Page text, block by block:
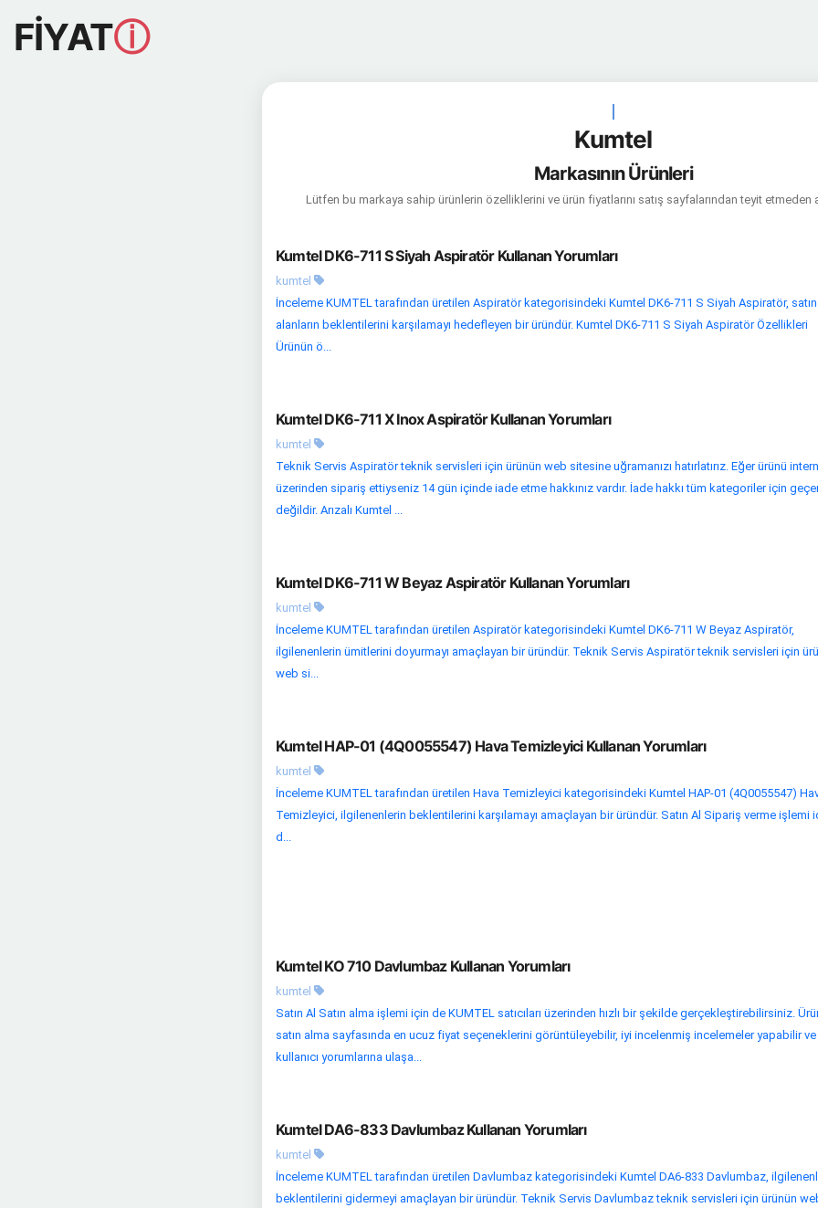
FİYATⓘ
|
Kumtel
Markasının Ürünleri
Lütfen bu markaya sahip ürünlerin özelliklerini ve ürün fiyatlarını satış sayfalarından teyit etmeden
Kumtel DK6-711 S Siyah Aspiratör Kullanan Yorumları
kumtel
İnceleme KUMTEL tarafından üretilen Aspiratör kategorisindeki Kumtel DK6-711 S Siyah Aspiratör, satın
alanların beklentilerini karşılamayı hedefleyen bir üründür. Kumtel DK6-711 S Siyah Aspiratör Özellikleri
Ürünün ö...
Kumtel DK6-711 X Inox Aspiratör Kullanan Yorumları
kumtel
Teknik Servis Aspiratör teknik servisleri için ürünün web sitesine uğramanızı hatırlatırız. Eğer ürünü
üzerinden sipariş ettiyseniz 14 gün içinde iade etme hakkınız vardır. İade hakkı tüm kategoriler için
değildir. Arızalı Kumtel ...
Kumtel DK6-711 W Beyaz Aspiratör Kullanan Yorumları
kumtel
İnceleme KUMTEL tarafından üretilen Aspiratör kategorisindeki Kumtel DK6-711 W Beyaz Aspiratör,
ilgilenenlerin ümitlerini doyurmayı amaçlayan bir üründür. Teknik Servis Aspiratör teknik servisleri için
web si...
Kumtel HAP-01 (4Q0055547) Hava Temizleyici Kullanan Yorumları
kumtel
İnceleme KUMTEL tarafından üretilen Hava Temizleyici kategorisindeki Kumtel HAP-01 (4Q0055547)
Temizleyici, ilgilenenlerin beklentilerini karşılamayı amaçlayan bir üründür. Satın Al Sipariş verme işlemi
d...
Kumtel KO 710 Davlumbaz Kullanan Yorumları
kumtel
Satın Al Satın alma işlemi için de KUMTEL satıcıları üzerinden hızlı bir şekilde gerçekleştirebilirsiniz.
satın alma sayfasında en ucuz fiyat seçeneklerini görüntüleyebilir, iyi incelenmiş incelemeler yapabilir ve
kullanıcı yorumlarına ulaşa...
Kumtel DA6-833 Davlumbaz Kullanan Yorumları
kumtel
İnceleme KUMTEL tarafından üretilen Davlumbaz kategorisindeki Kumtel DA6-833 Davlumbaz,
beklentilerini gidermeyi amaçlayan bir üründür. Teknik Servis Davlumbaz teknik servisleri için ürünün